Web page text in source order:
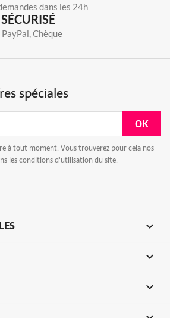
dans les 24h
Chèque
spéciales
à tout moment. Vous trouverez pour cela nos
les conditions d'utilisation du site.


